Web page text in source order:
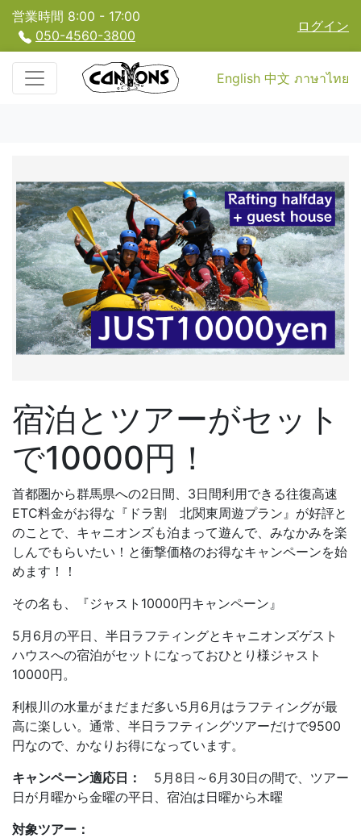
営業時間 8:00 - 17:00
050-4560-3800
ログイン
English 中文 ภาษาไทย
宿泊とツアーがセット
で10000円！
首都圏から群馬県への2日間、3日間利用できる往復高速
ETC料金がお得な『ドラ割 北関東周遊プラン』が好評と
のことで、キャニオンズも泊まって遊んで、みなかみを楽
しんでもらいたい！と衝撃価格のお得なキャンペーンを始
めます！！
その名も、『ジャスト10000円キャンペーン』
5月6月の平日、半日ラフティングとキャニオンズゲスト
ハウスへの宿泊がセットになっておひとり様ジャスト
10000円。
利根川の水量がまだまだ多い5月6月はラフティングが最
高に楽しい。通常、半日ラフティングツアーだけで9500
円なので、かなりお得になっています。
キャンペーン適応日：
5月8日～6月30日の間で、ツアー
日が月曜から金曜の平日、宿泊は日曜から木曜
対象ツアー：